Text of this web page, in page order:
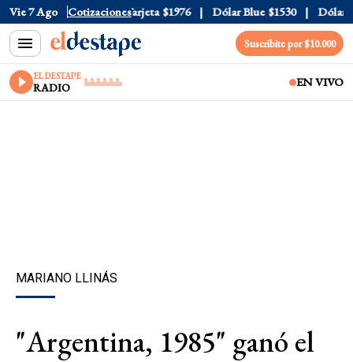
Vie 7 Ago Cotizaciones
$1520 Dólar Tarjeta $1976 Dólar Blue $1530 Dólar
Suscribite por $10.000
EL DESTAPE
RADIO EN VIVO
MARIANO LLINÁS
"Argentina, 1985" ganó el